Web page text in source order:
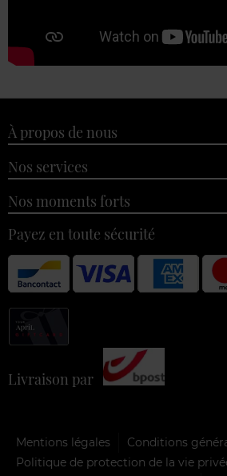
À propos de nous
Nos services
Nos moments forts
Payez en toute sécurité
Livraison par
Mentions légales
Conditions
Politique de protection de la vie